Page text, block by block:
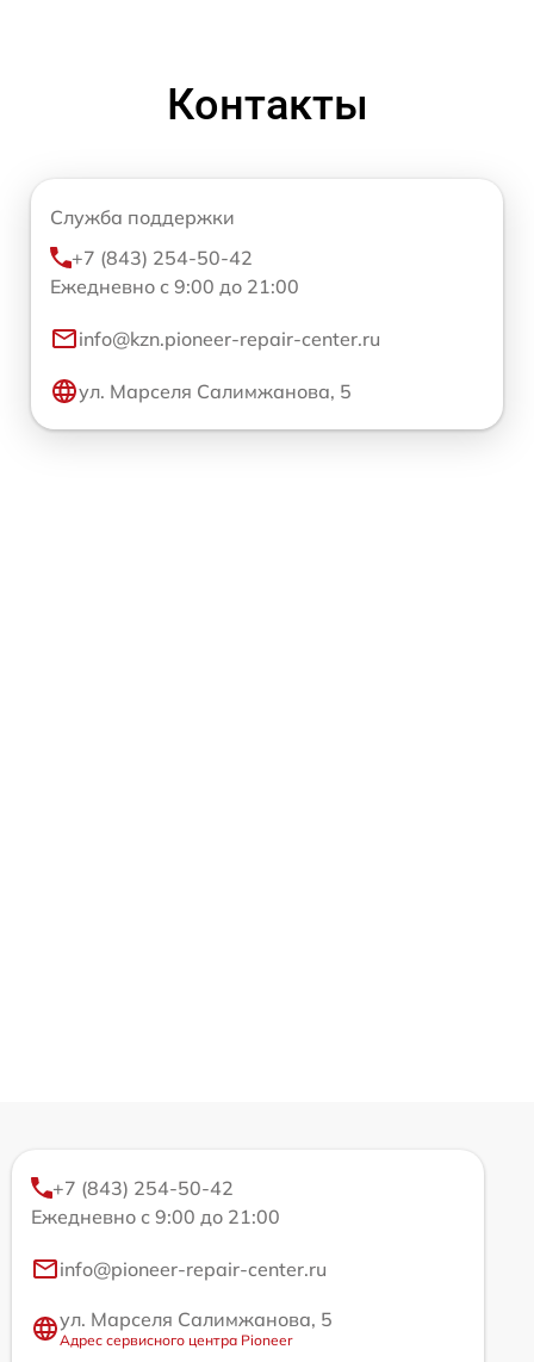
Контакты
Служба поддержки
+7 (843) 254-50-42
Ежедневно с 9:00 до 21:00
info@kzn.pioneer-repair-center.ru
ул. Марселя Салимжанова, 5
+7 (843) 254-50-42
Ежедневно с 9:00 до 21:00
info@pioneer-repair-center.ru
ул. Марселя Салимжанова, 5
Адрес сервисного центра Pioneer